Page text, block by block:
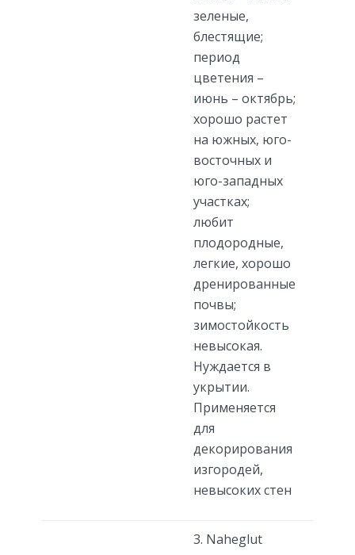
зеленые,
блестящие;
период
цветения –
июнь – октябрь;
хорошо растет
на южных, юго-
восточных и
юго-западных
участках;
любит
плодородные,
легкие, хорошо
дренированные
почвы;
зимостойкость
невысокая.
Нуждается в
укрытии.
Применяется
для
декорирования
изгородей,
невысоких стен
3. Naheglut